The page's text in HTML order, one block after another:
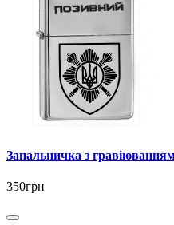
Запальничка з
350грн